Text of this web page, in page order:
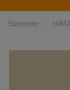
ausblenden
Startseite